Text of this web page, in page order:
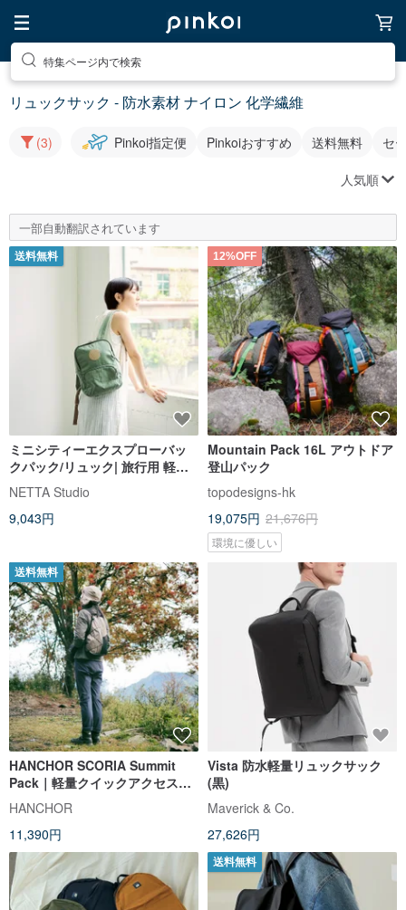
特集ページ内で検索
リュックサック - 防水素材 ナイロン 化学繊維
(3) Pinkoi指定便 Pinkoiおすすめ 送料無料 セ
人気順
一部自動翻訳されています
送料無料
ミニシティーエクスプローバッ
クパック/リュック| 旅行用 軽量
防水 ミニリュック
NETTA Studio
9,043円
12%OFF
Mountain Pack 16L アウトドア
登山パック
topodesigns-hk
19,075円 21,676円
環境に優しい
送料無料
HANCHOR SCORIA Summit
Pack｜軽量クイックアクセスア
タックザック
HANCHOR
11,390円
Vista 防水軽量リュックサック
(黒)
Maverick & Co.
27,626円
送料無料